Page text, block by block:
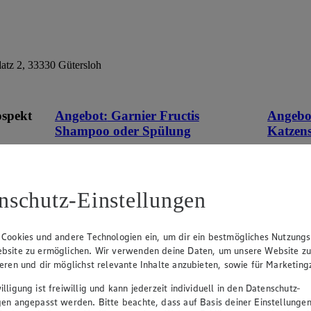
2, 33330 Gütersloh
Angebot: Garnier Fructis
Shampoo oder Spülung
versch. Sorten, je 250 ml / 200 ml Flasche,
(1 l = € 7.56 / € 9.45)
versch.
Becher,
Einstellungen
und andere Technologien ein, um dir ein bestmögliches
zu ermöglichen. Wir verwenden deine Daten, um unsere Website zu
und dir möglichst relevante Inhalte anzubieten, sowie für
ist freiwillig und kann jederzeit individuell in den Datenschutz-
angepasst werden. Bitte beachte, dass auf Basis deiner